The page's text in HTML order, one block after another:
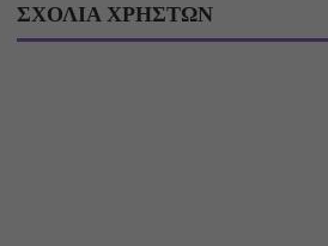
ΣΧΟΛΙΑ ΧΡΗΣΤΩΝ